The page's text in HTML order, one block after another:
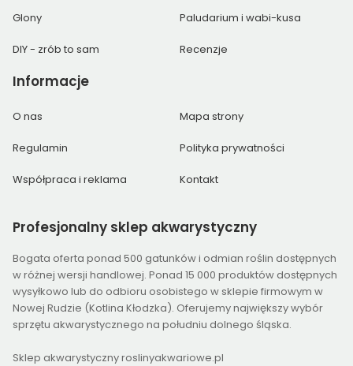
Glony Paludarium i wabi-kusa
DIY - zrób to sam Recenzje
Informacje
O nas Mapa strony
Regulamin Polityka prywatności
Współpraca i reklama Kontakt
Profesjonalny sklep akwarystyczny
Bogata oferta ponad 500 gatunków i odmian roślin dostępnych
w różnej wersji handlowej. Ponad 15 000 produktów dostępnych
wysyłkowo lub do odbioru osobistego w sklepie firmowym w
Nowej Rudzie (Kotlina Kłodzka). Oferujemy największy wybór
sprzętu akwarystycznego na południu dolnego śląska.
Sklep akwarystyczny roslinyakwariowe.pl